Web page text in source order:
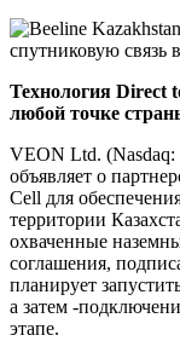
Технология Direct
любой точке
VEON Ltd.
объявляет о
Cell для
территории
охваченные
соглашения,
планирует
а затем -
этапе.